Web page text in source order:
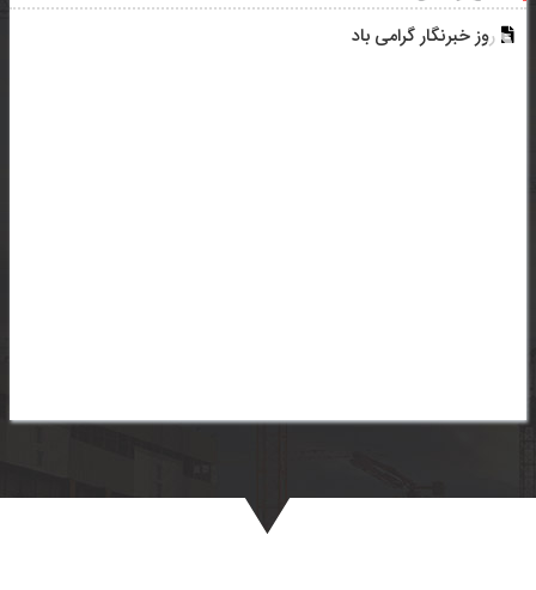
روز خبرنگار گرامی باد
فرا رسیدن اربعین حسینی تسلیت باد